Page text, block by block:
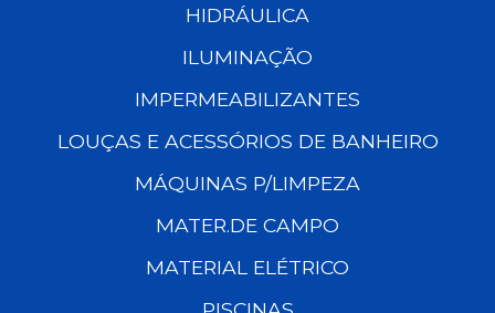
HIDRÁULICA
ILUMINAÇÃO
IMPERMEABILIZANTES
LOUÇAS E ACESSÓRIOS DE BANHEIRO
MÁQUINAS P/LIMPEZA
MATER.DE CAMPO
MATERIAL ELÉTRICO